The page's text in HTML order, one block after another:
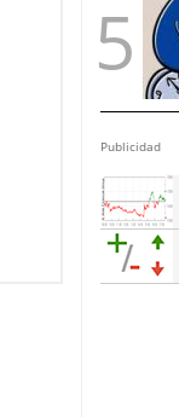
Publicidad